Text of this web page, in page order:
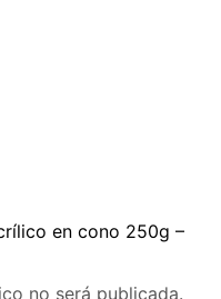
en cono 250g –
no será publicada.